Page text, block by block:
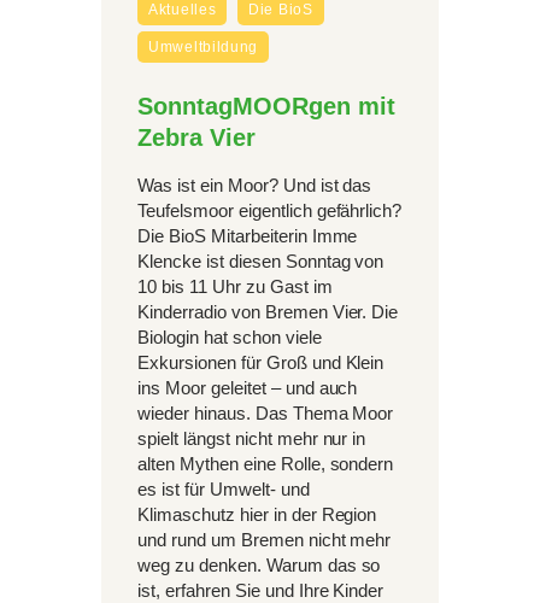
Aktuelles Die BioS
Umweltbildung
SonntagMOORgen mit
Zebra Vier
Was ist ein Moor? Und ist das
Teufelsmoor eigentlich gefährlich?
Die BioS Mitarbeiterin Imme
Klencke ist diesen Sonntag von
10 bis 11 Uhr zu Gast im
Kinderradio von Bremen Vier. Die
Biologin hat schon viele
Exkursionen für Groß und Klein
ins Moor geleitet – und auch
wieder hinaus. Das Thema Moor
spielt längst nicht mehr nur in
alten Mythen eine Rolle, sondern
es ist für Umwelt- und
Klimaschutz hier in der Region
und rund um Bremen nicht mehr
weg zu denken. Warum das so
ist, erfahren Sie und Ihre Kinder